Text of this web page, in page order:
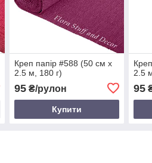
Креп папір #588 (50 см х
2.5 м, 180 г)
95₴/рулон
Купити
2.5
95